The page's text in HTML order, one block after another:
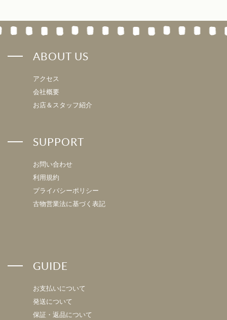
ABOUT US
アクセス
会社概要
お店＆スタッフ紹介
SUPPORT
お問い合わせ
利用規約
プライバシーポリシー
古物営業法に基づく表記
GUIDE
お支払いについて
発送について
保証・返品について